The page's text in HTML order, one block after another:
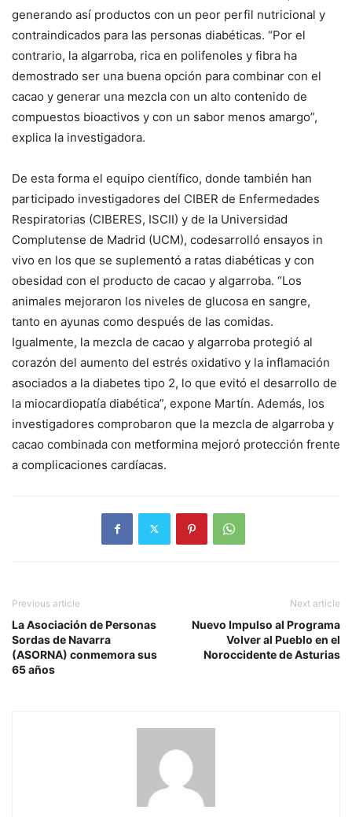
generando así productos con un peor perfil nutricional y
contraindicados para las personas diabéticas. “Por el
contrario, la algarroba, rica en polifenoles y fibra ha
demostrado ser una buena opción para combinar con el
cacao y generar una mezcla con un alto contenido de
compuestos bioactivos y con un sabor menos amargo”,
explica la investigadora.
De esta forma el equipo científico, donde también han
participado investigadores del CIBER de Enfermedades
Respiratorias (CIBERES, ISCII) y de la Universidad
Complutense de Madrid (UCM), codesarrolló ensayos in
vivo en los que se suplementó a ratas diabéticas y con
obesidad con el producto de cacao y algarroba. “Los
animales mejoraron los niveles de glucosa en sangre,
tanto en ayunas como después de las comidas.
Igualmente, la mezcla de cacao y algarroba protegió al
corazón del aumento del estrés oxidativo y la inflamación
asociados a la diabetes tipo 2, lo que evitó el desarrollo de
la miocardiopatía diabética”, expone Martín. Además, los
investigadores comprobaron que la mezcla de algarroba y
cacao combinada con metformina mejoró protección frente
a complicaciones cardíacas.
Previous article
La Asociación de Personas
Sordas de Navarra
(ASORNA) conmemora sus
65 años
Next article
Nuevo Impulso al Programa
Volver al Pueblo en el
Noroccidente de Asturias